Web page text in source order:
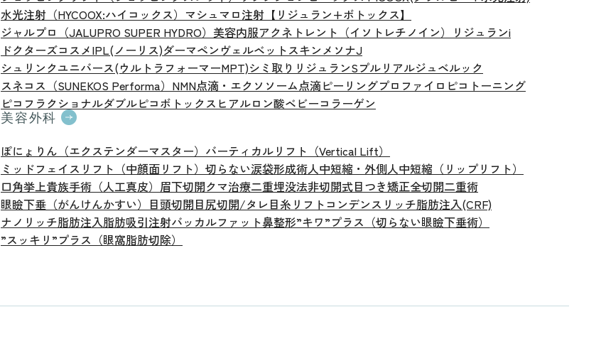
水光注射（HYCOOX:ハイコックス） マシュマロ注射【リジュラン+ボトックス】
ジャルプロ（JALUPRO SUPER HYDRO） 美容内服アクネトレント（イソトレチノイン）
リジュランi
ドクターズコスメIPL(ノーリス)ダーマペン ヴェルベットスキンメソナJ
シュリンクユニバース(ウルトラフォーマーMPT)シミ取り リジュランSプルリアルジュベルック
スネコス（SUNEKOS Performa） NMN点滴・エクソソーム点滴ピーリングプロファイロ ピコトーニング
ピコフラクショナルダブルピコボトックス ヒアルロン酸ベビーコラーゲン
美容外科
ぽにょりん（エクステンダーマスター） バーティカルリフト（Vertical Lift）
ミッドフェイスリフト（中顔面リフト） 切らない涙袋形成術人中短縮・外側人中短縮（リップリフト）
口角挙上貴族手術（人工真皮） 眉下切開クマ治療二重埋没法非切開式目つき矯正全切開二重術
眼瞼下垂（がんけんかすい） 目頭切開目尻切開/タレ目糸リフトコンデンスリッチ脂肪注入(CRF)
ナノリッチ脂肪注入脂肪吸引注射バッカルファット鼻整形”キワ”プラス（切らない眼瞼下垂術）
”スッキリ”プラス（眼窩脂肪切除）